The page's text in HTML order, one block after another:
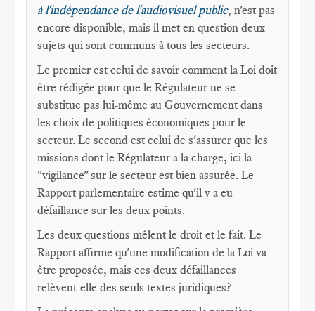
à l'indépendance de l'audiovisuel public, n'est pas
encore disponible, mais il met en question deux
sujets qui sont communs à tous les secteurs.
Le premier est celui de savoir comment la Loi doit
être rédigée pour que le Régulateur ne se
substitue pas lui-même au Gouvernement dans
les choix de politiques économiques pour le
secteur. Le second est celui de s'assurer que les
missions dont le Régulateur a la charge, ici la
"vigilance" sur le secteur est bien assurée. Le
Rapport parlementaire estime qu'il y a eu
défaillance sur les deux points.
Les deux questions mêlent le droit et le fait. Le
Rapport affirme qu'une modification de la Loi va
être proposée, mais ces deux défaillances
relèvent-elle des seuls textes juridiques?